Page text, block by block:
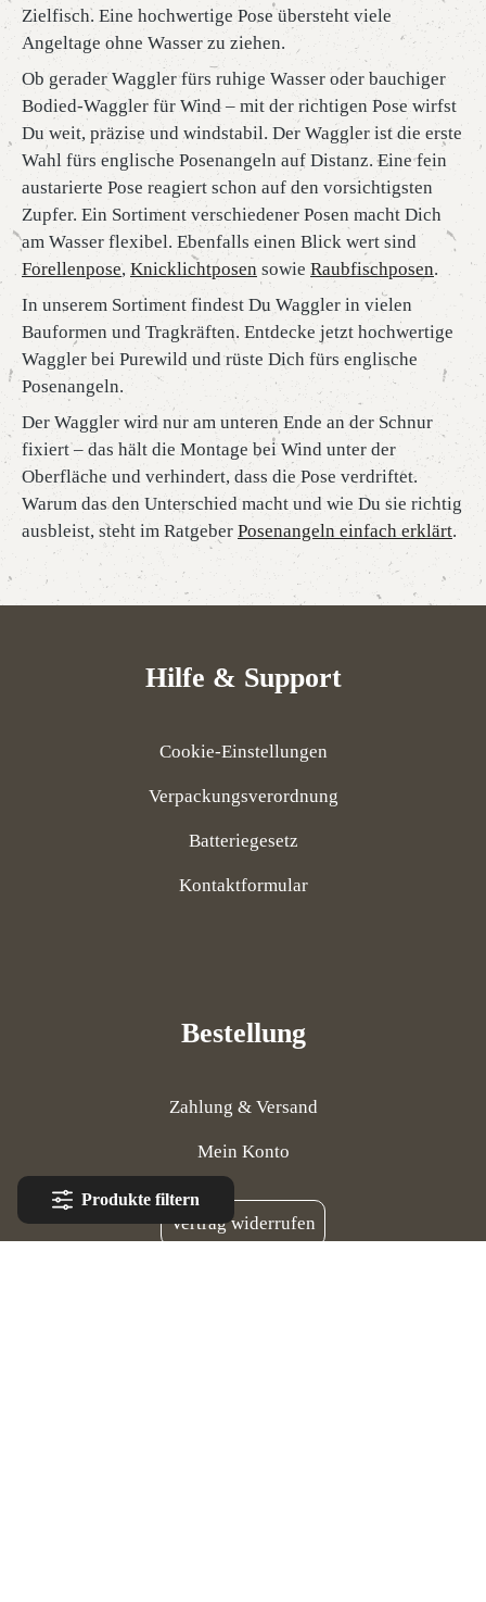
Produkte filtern
Zielfisch. Eine hochwertige Pose übersteht viele
Angeltage ohne Wasser zu ziehen.
Ob gerader Waggler fürs ruhige Wasser oder bauchiger
Bodied-Waggler für Wind – mit der richtigen Pose wirfst
Du weit, präzise und wind­stabil. Der Waggler ist die erste
Wahl fürs englische Posenangeln auf Distanz. Eine fein
austarierte Pose reagiert schon auf den vorsichtigsten
Zupfer. Ein Sortiment verschiedener Posen macht Dich
am Wasser flexibel. Ebenfalls einen Blick wert sind
Forellenpose, Knicklichtposen sowie Raubfischposen.
In unserem Sortiment findest Du Waggler in vielen
Bauformen und Tragkräften. Entdecke jetzt hochwertige
Waggler bei Purewild und rüste Dich fürs englische
Posenangeln.
Der Waggler wird nur am unteren Ende an der Schnur
fixiert – das hält die Montage bei Wind unter der
Oberfläche und verhindert, dass die Pose verdriftet.
Warum das den Unterschied macht und wie Du sie richtig
ausbleist, steht im Ratgeber Posenangeln einfach erklärt.
Hilfe & Support
Cookie-Einstellungen
Verpackungsverordnung
Batteriegesetz
Kontaktformular
Bestellung
Zahlung & Versand
Mein Konto
Vertrag widerrufen